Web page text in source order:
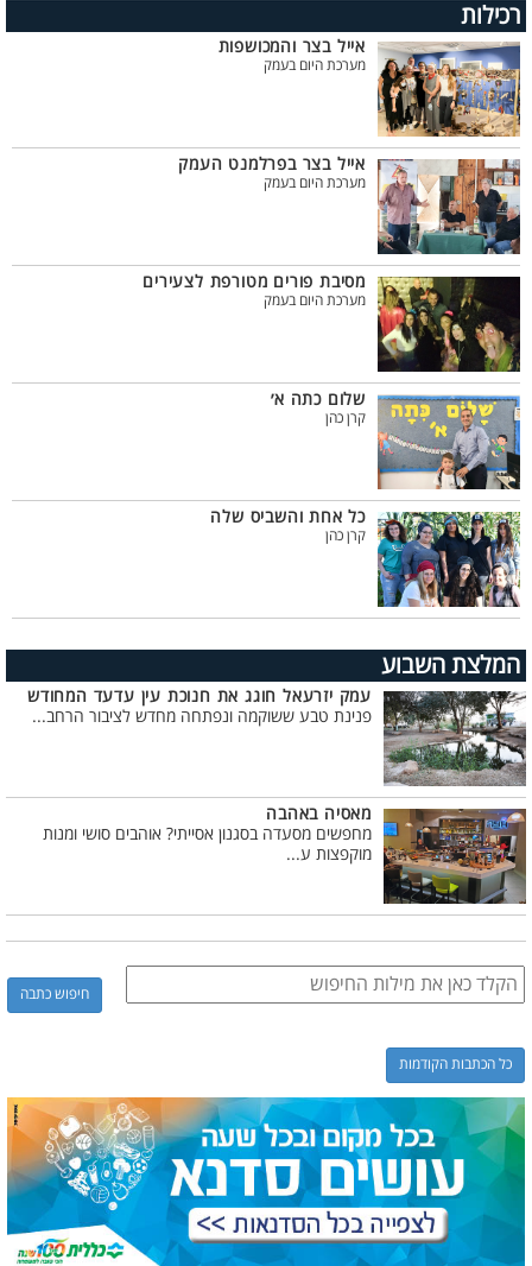
רכילות
אייל בצר והמכושפות
מערכת היום בעמק
אייל בצר בפרלמנט העמק
מערכת היום בעמק
מסיבת פורים מטורפת לצעירים
מערכת היום בעמק
שלום כתה א׳
קרן כהן
כל אחת והשביס שלה
קרן כהן
המלצת השבוע
עמק יזרעאל חוגג את חנוכת עין עדעד המחודש
פנינת טבע ששוקמה ונפתחה מחדש לציבור הרחב...
מאסיה באהבה
מחפשים מסעדה בסגנון אסייתי? אוהבים סושי ומנות
מוקפצות ע...
כל הכתבות הקודמות